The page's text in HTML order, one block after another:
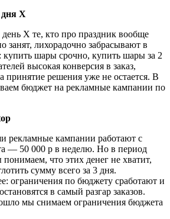
дня Х
Х те, кто про праздник вообще
занят, лихорадочно забрасывают в
купить шары срочно, купить шары за 2
высокая конверсия в заказ,
принятие решения уже не остается. В
бюджет на рекламные кампании по
рекламные кампании работают с
— 50 000 р в неделю. Но в период
что этих денег не хватит,
сумму всего за 3 дня.
ограничения по бюджету сработают и
в самый разгар заказов.
мы снимаем ограничения бюджета